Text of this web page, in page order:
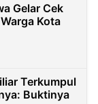
Gelar Cek
Kota
Terkumpul
Buktinya